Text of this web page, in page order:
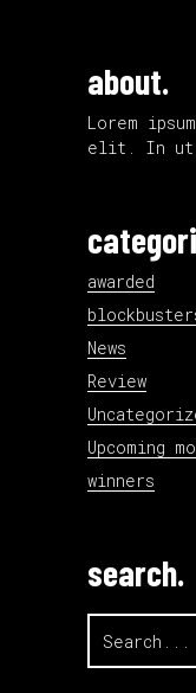
about.
Lorem
elit. In ut
awarded
News
Review
Upcoming
winners
search.
for: